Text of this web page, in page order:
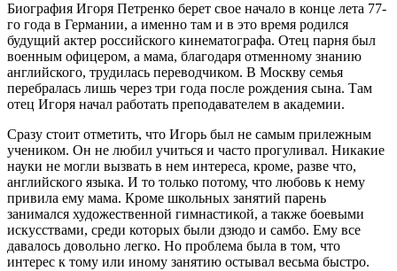
Биография Игоря Петренко берет свое начало в конце лета 77-
го года в Германии, а именно там и в это время родился
будущий актер российского кинематографа. Отец парня был
военным офицером, а мама, благодаря отменному знанию
английского, трудилась переводчиком. В Москву семья
перебралась лишь через три года после рождения сына. Там
отец Игоря начал работать преподавателем в академии.
Сразу стоит отметить, что Игорь был не самым прилежным
учеником. Он не любил учиться и часто прогуливал. Никакие
науки не могли вызвать в нем интереса, кроме, разве что,
английского языка. И то только потому, что любовь к нему
привила ему мама. Кроме школьных занятий парень
занимался художественной гимнастикой, а также боевыми
искусствами, среди которых были дзюдо и самбо. Ему все
давалось довольно легко. Но проблема была в том, что
интерес к тому или иному занятию остывал весьма быстро.